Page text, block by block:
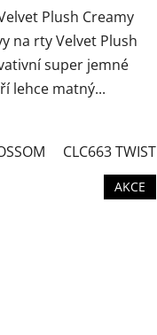
Plush Creamy
na rty Velvet Plush
super jemné
lehce matný...
CLC663 TWIST
AKCE